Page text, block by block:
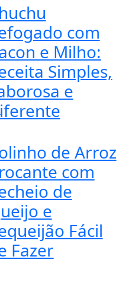
com
e Milho:
Simples,
e
de Arroz
com
de
e
Fácil
Fazer